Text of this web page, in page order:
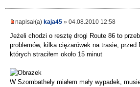
napisał(a) kaja45 » 04.08.2010 12:58
Jeżeli chodzi o resztę drogi Route 86 to
problemów, kilka ciężarówek na trasie, przed
których straciłem około 15 minut
W Szombathely miałem mały wypadek,